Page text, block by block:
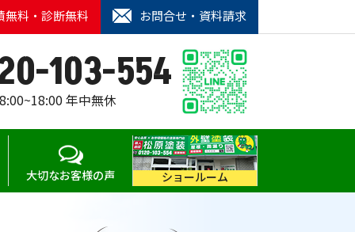
無料・診断無料 お問合せ・資料請求
103-554
年中無休
大切なお客様の声 ショールーム